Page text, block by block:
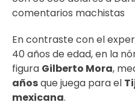
comentarios machistas
En contraste con el
40 años de edad, en la
figura Gilberto Mora,
añosque juega para el
mexicana.